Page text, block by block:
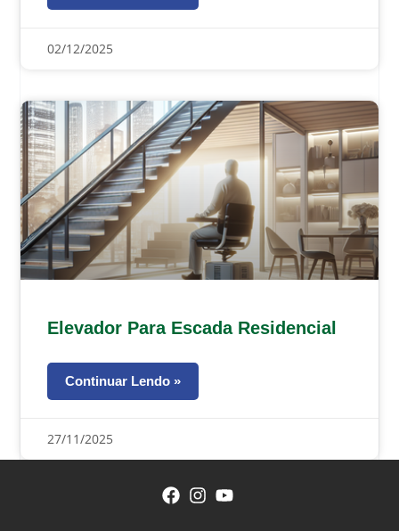
02/12/2025
Elevador Para Escada Residencial
Continuar Lendo »
27/11/2025